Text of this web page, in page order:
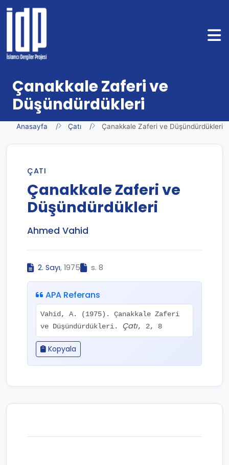
Çanakkale Zaferi ve
Düşündürdükleri
Anasayfa Çatı Çanakkale Zaferi ve Düşündürdükleri
ÇATI
Çanakkale Zaferi ve
Düşündürdükleri
Ahmed Vahid
2. Sayı, 1975 s. 8
APA Referans
Vahid, A. (1975). Çanakkale Zaferi
ve Düşündürdükleri. Çatı, 2, 8
Kopyala